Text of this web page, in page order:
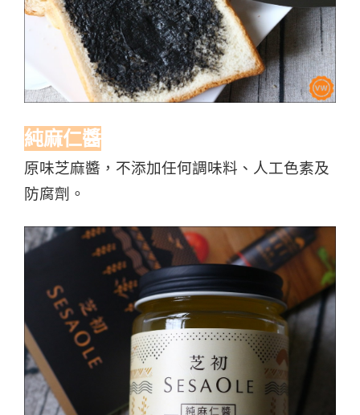
純麻仁醬
原味芝麻醬，不添加任何調味料、人工色素及
防腐劑。